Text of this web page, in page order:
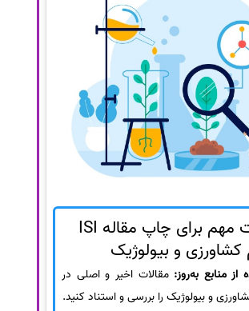
نکات مهم برای چاپ مقاله ISI
کشاورزی و بیولوژیک
از منابع به‌روز: مقالات اخیر و اصلی در
و بیولوژیک را بررسی و استناد کنید.